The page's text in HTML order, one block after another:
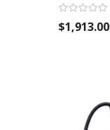
$1,913.00